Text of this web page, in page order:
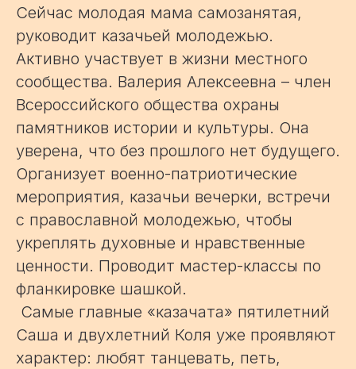
Сейчас молодая мама самозанятая,
руководит казачьей молодежью.
Активно участвует в жизни местного
сообщества. Валерия Алексеевна – член
Всероссийского общества охраны
памятников истории и культуры. Она
уверена, что без прошлого нет будущего.
Организует военно-патриотические
мероприятия, казачьи вечерки, встречи
с православной молодежью, чтобы
укреплять духовные и нравственные
ценности. Проводит мастер-классы по
фланкировке шашкой.
Самые главные «казачата» пятилетний
Саша и двухлетний Коля уже проявляют
характер: любят танцевать, петь,